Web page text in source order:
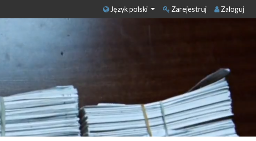
Język polski Zarejestruj Zaloguj